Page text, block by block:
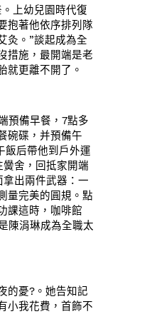
上幼兒園時代復
抱著他依序排列隊
灸。”談起成為全
措施，最開端是老
就更離不開了。
預備早餐，7點多
碗碟，并預備午
飯后帶他到戶外運
舍，回抵家開端
出兩件武器：一
量完美的圓規。點
課這時，咖啡館
陳涓琳成為全職太
的憂?。她告知記
小我花費，首飾不